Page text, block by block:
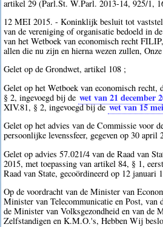
artikel 29 (Parl.St. W.Parl. 2013-14, 925/1,
12 MEI 2015. - Koninklijk besluit tot
van de vereniging of organisatie bedoeld in
van het Wetboek van economisch recht
allen die nu zijn en hierna wezen zullen,
Gelet op de Grondwet, artikel 108 ;
Gelet op het Wetboek van economisch
§ 2, ingevoegd bij de wet van 21 december
XIV.81, § 2, ingevoegd bij dewet van 15
Gelet op het advies van de Commissie voor
persoonlijke levenssfeer, gegeven op 30 april
Gelet op advies 57.021/4 van de Raad van
2015, met toepassing van artikel 84, § 1,
Raad van State, gecoördineerd op 12 januari
Op de voordracht van de Minister van
Minister van Telecommunicatie en Post,
de Minister van Volksgezondheid en van de
Zelfstandigen en K.M.O.'s, Hebben Wij